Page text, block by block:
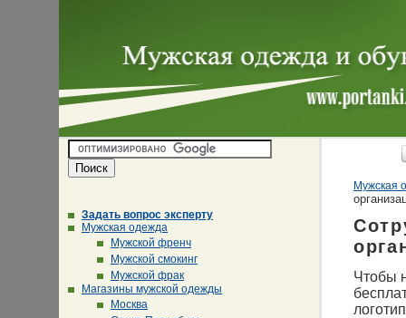
Задать вопрос эксперту
Мужская одежда
Мужской френч
Мужской смокинг
Мужской фрак
Магазины мужской одежды
Москва
Мужская
Чтобы